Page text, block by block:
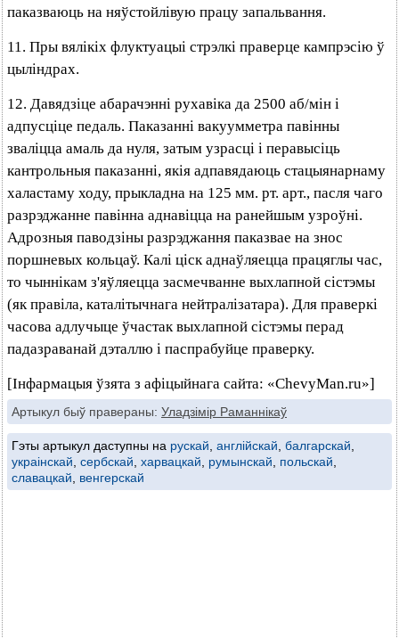
паказваюць на няўстойлівую працу запальвання.
11. Пры вялікіх флуктуацыі стрэлкі праверце кампрэсію ў
цыліндрах.
12. Давядзіце абарачэнні рухавіка да 2500 аб/мін і
адпусціце педаль. Паказанні вакуумметра павінны
зваліцца амаль да нуля, затым узрасці і перавысіць
кантрольныя паказанні, якія адпавядаюць стацыянарнаму
халастаму ходу, прыкладна на 125 мм. рт. арт., пасля чаго
разрэджанне павінна аднавіцца на ранейшым узроўні.
Адрозныя паводзіны разрэджання паказвае на знос
поршневых кольцаў. Калі ціск аднаўляецца працяглы час,
то чыннікам з'яўляецца засмечванне выхлапной сістэмы
(як правіла, каталітычнага нейтралізатара). Для праверкі
часова адлучыце ўчастак выхлапной сістэмы перад
падазраванай дэталлю і паспрабуйце праверку.
[Інфармацыя ўзята з афіцыйнага сайта: «ChevyMan.ru»]
Артыкул быў правераны: Уладзімір Раманнікаў
Гэты артыкул даступны на рускай, англійскай, балгарскай,
украінскай, сербскай, харвацкай, румынскай, польскай,
славацкай, венгерскай